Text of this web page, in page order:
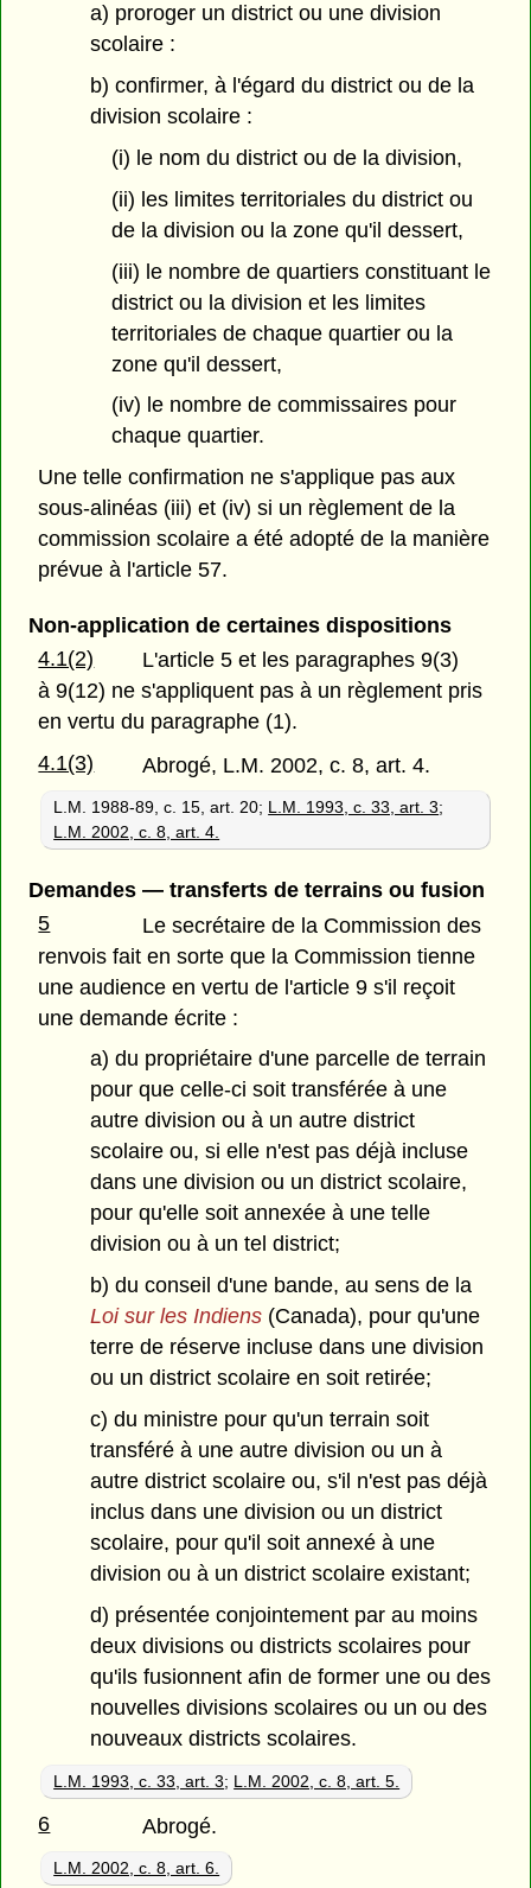
a) proroger un district ou une division
scolaire :
b) confirmer, à l'égard du district ou de la
division scolaire :
(i) le nom du district ou de la division,
(ii) les limites territoriales du district ou
de la division ou la zone qu'il dessert,
(iii) le nombre de quartiers constituant le
district ou la division et les limites
territoriales de chaque quartier ou la
zone qu'il dessert,
(iv) le nombre de commissaires pour
chaque quartier.
Une telle confirmation ne s'applique pas aux
sous-alinéas (iii) et (iv) si un règlement de la
commission scolaire a été adopté de la manière
prévue à l'article 57.
Non-application de certaines dispositions
4.1(2)
L'article 5 et les paragraphes 9(3)
à 9(12) ne s'appliquent pas à un règlement pris
en vertu du paragraphe (1).
4.1(3)
Abrogé, L.M. 2002, c. 8, art. 4.
L.M. 1988-89, c. 15, art. 20; L.M. 1993, c. 33, art. 3;
L.M. 2002, c. 8, art. 4.
Demandes — transferts de terrains ou fusion
5
Le secrétaire de la Commission des
renvois fait en sorte que la Commission tienne
une audience en vertu de l'article 9 s'il reçoit
une demande écrite :
a) du propriétaire d'une parcelle de terrain
pour que celle-ci soit transférée à une
autre division ou à un autre district
scolaire ou, si elle n'est pas déjà incluse
dans une division ou un district scolaire,
pour qu'elle soit annexée à une telle
division ou à un tel district;
b) du conseil d'une bande, au sens de la
Loi sur les Indiens (Canada), pour qu'une
terre de réserve incluse dans une division
ou un district scolaire en soit retirée;
c) du ministre pour qu'un terrain soit
transféré à une autre division ou un à
autre district scolaire ou, s'il n'est pas déjà
inclus dans une division ou un district
scolaire, pour qu'il soit annexé à une
division ou à un district scolaire existant;
d) présentée conjointement par au moins
deux divisions ou districts scolaires pour
qu'ils fusionnent afin de former une ou des
nouvelles divisions scolaires ou un ou des
nouveaux districts scolaires.
L.M. 1993, c. 33, art. 3; L.M. 2002, c. 8, art. 5.
6 Abrogé.
L.M. 2002, c. 8, art. 6.